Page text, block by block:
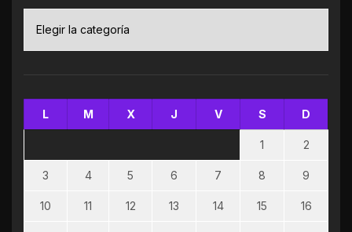
L M X J V S D
1 2
3 4 5 6 7 8 9
10 11 12 13 14 15 16